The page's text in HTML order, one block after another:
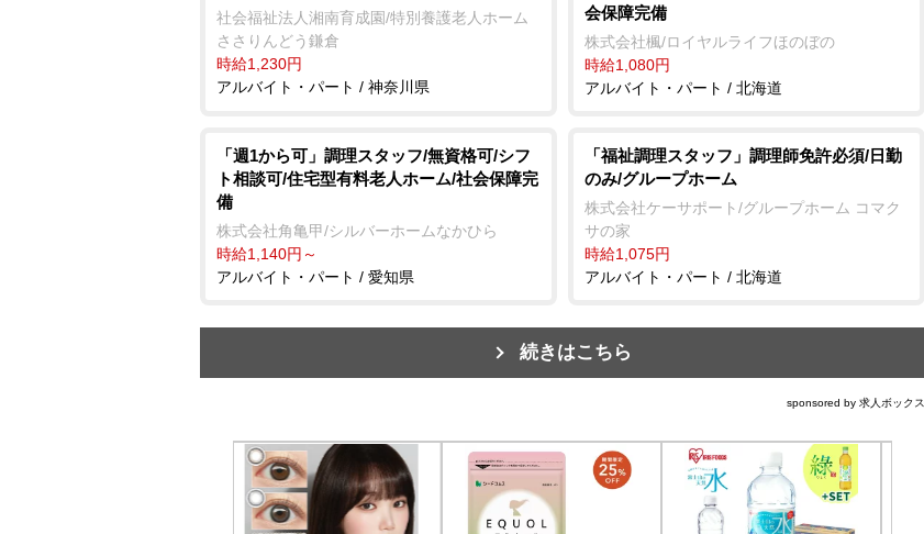
社会福祉法人湘南育成園/特別養護老人ホーム
ささりんどう鎌倉
時給1,230円
アルバイト・パート / 神奈川県
会保障完備
株式会社楓/ロイヤルライフほのぼの
時給1,080円
アルバイト・パート / 北海道
「週1から可」調理スタッフ/無資格可/シフ
ト相談可/住宅型有料老人ホーム/社会保障完
備
株式会社角亀甲/シルバーホームなかひら
時給1,140円～
アルバイト・パート / 愛知県
「福祉調理スタッフ」調理師免許必須/日勤
のみ/グループホーム
株式会社ケーサポート/グループホーム コマク
サの家
時給1,075円
アルバイト・パート / 北海道
続きはこちら
sponsored by 求人ボックス